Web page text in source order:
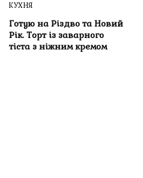
КУХНЯ
Готую на Різдво та Новий
Рік. Торт із заварного
тіста з ніжним кремом